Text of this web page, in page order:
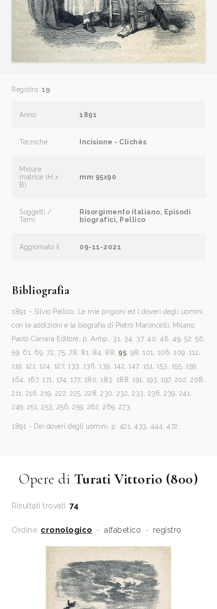
Registro: 19
Anno 1891
Tecniche Incisione - Clichès
Misure
matrice (H x
B)
mm 95x90
Soggetti /
Temi
Risorgimento italiano, Episodi
biografici, Pellico
Aggiornato il 09-11-2021
Bibliografia
1891 - SIlvio Pellico. Le mie prigioni ed I doveri degli uomini,
con le addizioni e la biografia di Pietro Maroncelli, Milano,
Paolo Carrara Editore, p. Antip., 31, 34, 37, 40, 46, 49, 52, 56,
59, 61, 69, 72, 75, 78, 81, 84, 88, 95 , 98, 101, 106, 109, 112,
119, 121, 124, 127, 133, 136, 139, 142, 147, 151, 153, 155, 159,
164, 167, 171, 174, 177, 180, 183, 188, 191, 193, 197, 202, 208,
211, 216, 219, 222, 225, 228, 230, 232, 233, 236, 239, 241,
249, 251, 253, 256, 259, 262, 269, 273.
1891 - Dei doveri degli uomini, p. 421, 433, 444, 472.
Opere di Turati Vittorio (800)
Risultati trovati: 74
Ordine: cronologico - alfabetico - registro